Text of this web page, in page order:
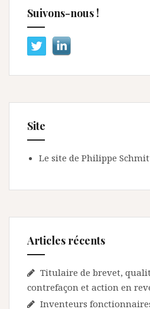
Suivons-nous !
Site
Le site de Philippe
Articles récents
Titulaire de brevet,
contrefaçon et action en
Inventeurs